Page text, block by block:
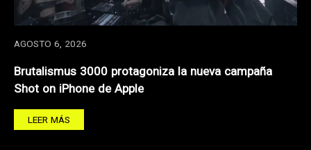
AGOSTO 6, 2026
Brutalismus 3000 protagoniza la nueva campaña
Shot on iPhone de Apple
LEER MÁS